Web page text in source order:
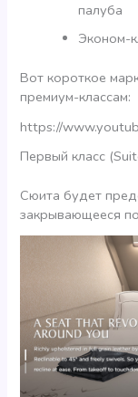
палуба
Эконом-
Вот короткое
премиум-классам:
https://
Первый класс
Сюита будет
закрывающееся